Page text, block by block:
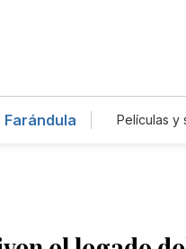
Farándula Películas y